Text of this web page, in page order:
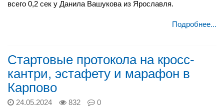
всего 0,2 сек у Данила Вашукова из Ярославля.
Подробнее...
Стартовые протокола на кросс-
кантри, эстафету и марафон в
Карпово
24.05.2024 832 0